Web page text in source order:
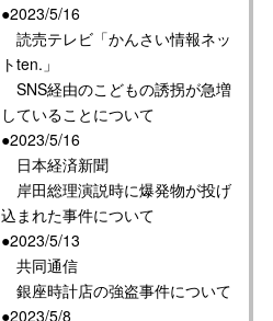
●2023/5/16
読売テレビ「かんさい情報ネッ
トten.」
SNS経由のこどもの誘拐が急増
していることについて
●2023/5/16
日本経済新聞
岸田総理演説時に爆発物が投げ
込まれた事件について
●2023/5/13
共同通信
銀座時計店の強盗事件について
●2023/5/8